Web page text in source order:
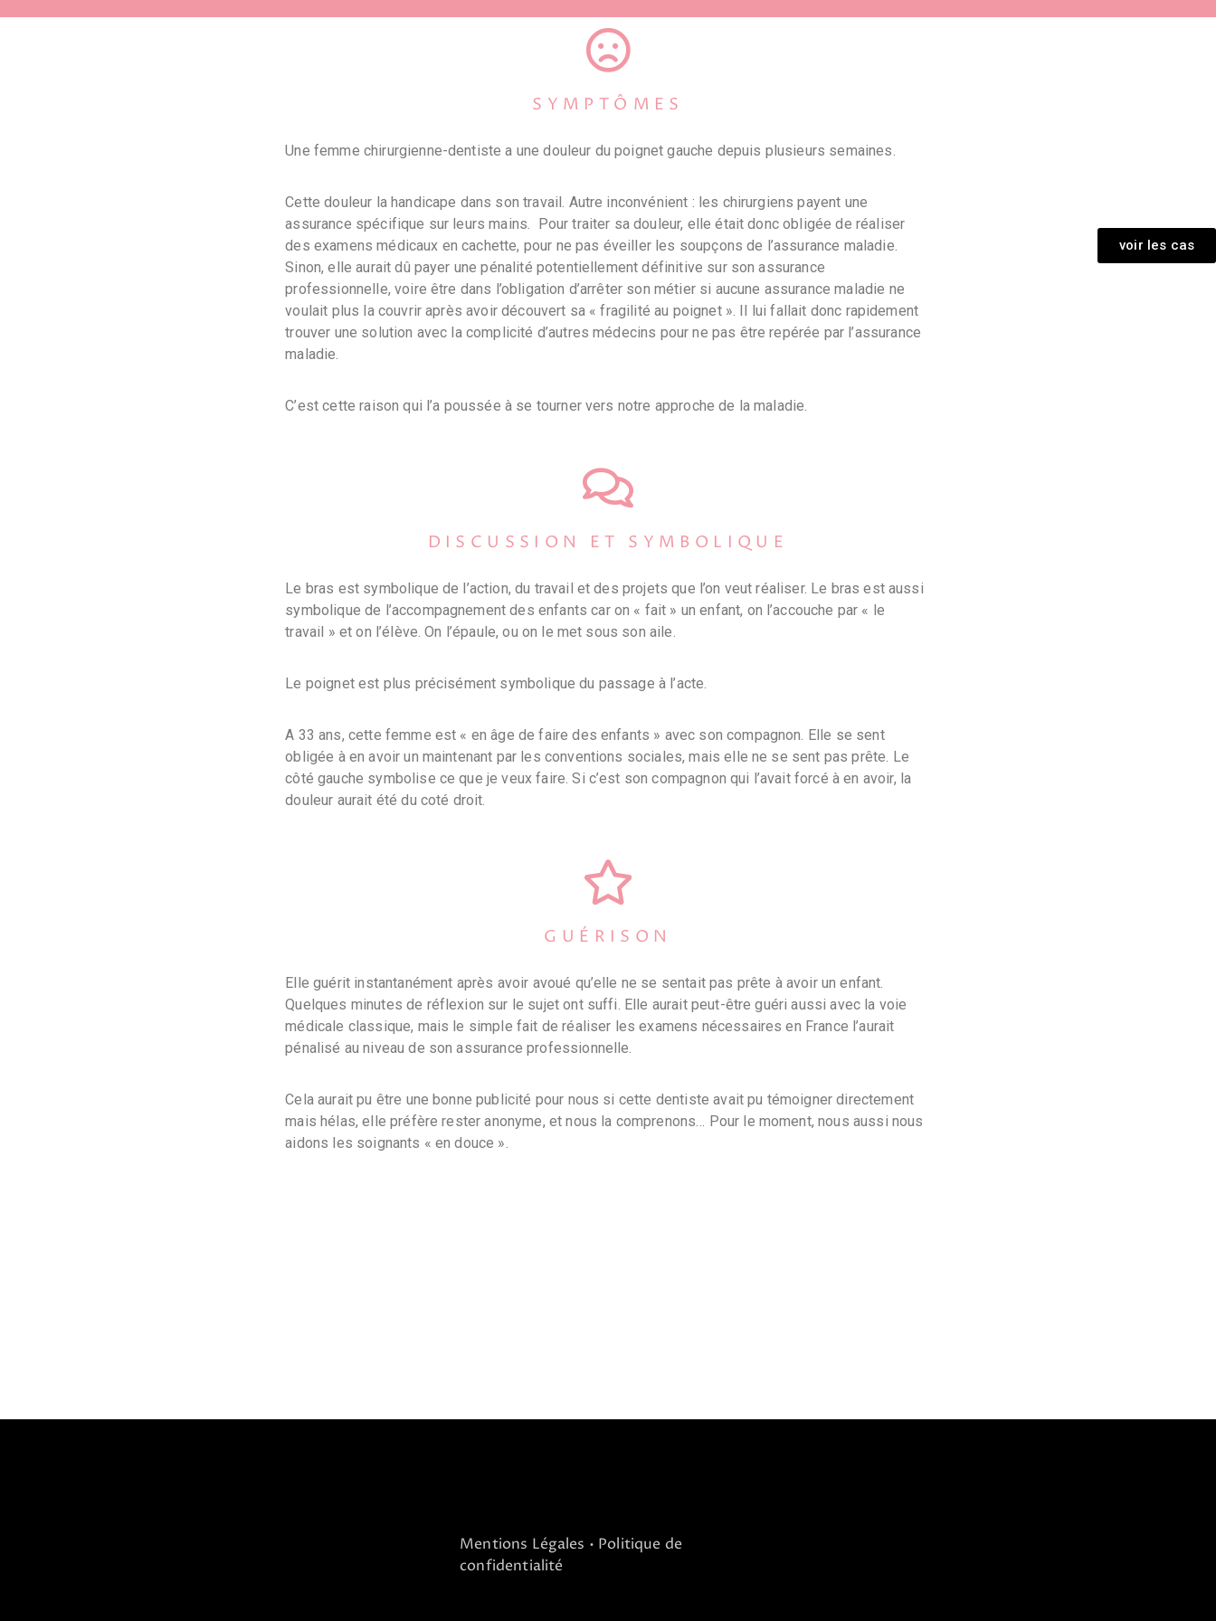
Témoignages
voir les cas
SYMPTÔMES
Une femme chirurgienne-dentiste a une douleur du poignet gauche depuis plusieurs semaines.
Cette douleur la handicape dans son travail. Autre inconvénient : les chirurgiens payent une
assurance spécifique sur leurs mains. Pour traiter sa douleur, elle était donc obligée de réaliser
des examens médicaux en cachette, pour ne pas éveiller les soupçons de l’assurance maladie.
Sinon, elle aurait dû payer une pénalité potentiellement définitive sur son assurance
professionnelle, voire être dans l’obligation d’arrêter son métier si aucune assurance maladie ne
voulait plus la couvrir après avoir découvert sa « fragilité au poignet ». Il lui fallait donc rapidement
trouver une solution avec la complicité d’autres médecins pour ne pas être repérée par l’assurance
maladie.
C’est cette raison qui l’a poussée à se tourner vers notre approche de la maladie.
DISCUSSION ET SYMBOLIQUE
Le bras est symbolique de l’action, du travail et des projets que l’on veut réaliser. Le bras est aussi
symbolique de l’accompagnement des enfants car on « fait » un enfant, on l’accouche par « le
travail » et on l’élève. On l’épaule, ou on le met sous son aile.
Le poignet est plus précisément symbolique du passage à l’acte.
A 33 ans, cette femme est « en âge de faire des enfants » avec son compagnon. Elle se sent
obligée à en avoir un maintenant par les conventions sociales, mais elle ne se sent pas prête. Le
côté gauche symbolise ce que je veux faire. Si c’est son compagnon qui l’avait forcé à en avoir, la
douleur aurait été du coté droit.
GUÉRISON
Elle guérit instantanément après avoir avoué qu’elle ne se sentait pas prête à avoir un enfant.
Quelques minutes de réflexion sur le sujet ont suffi. Elle aurait peut-être guéri aussi avec la voie
médicale classique, mais le simple fait de réaliser les examens nécessaires en France l’aurait
pénalisé au niveau de son assurance professionnelle.
Cela aurait pu être une bonne publicité pour nous si cette dentiste avait pu témoigner directement
mais hélas, elle préfère rester anonyme, et nous la comprenons… Pour le moment, nous aussi nous
aidons les soignants « en douce ».
Mentions Légales • Politique de
confidentialité